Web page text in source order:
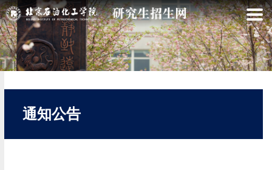
通知公告